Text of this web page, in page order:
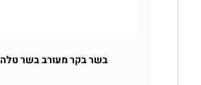
בשר בקר מעורב בשר טלה